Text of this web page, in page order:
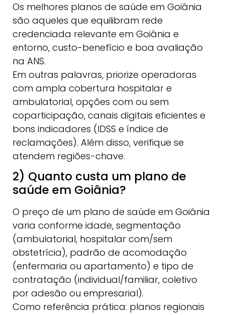
Os melhores planos de saúde em Goiânia
são aqueles que equilibram rede
credenciada relevante em Goiânia e
entorno, custo-benefício e boa avaliação
na ANS.
Em outras palavras, priorize operadoras
com ampla cobertura hospitalar e
ambulatorial, opções com ou sem
coparticipação, canais digitais eficientes e
bons indicadores (IDSS e índice de
reclamações). Além disso, verifique se
atendem regiões-chave.
2) Quanto custa um plano de
saúde em Goiânia?
O preço de um plano de saúde em Goiânia
varia conforme idade, segmentação
(ambulatorial, hospitalar com/sem
obstetrícia), padrão de acomodação
(enfermaria ou apartamento) e tipo de
contratação (individual/familiar, coletivo
por adesão ou empresarial).
Como referência prática: planos regionais